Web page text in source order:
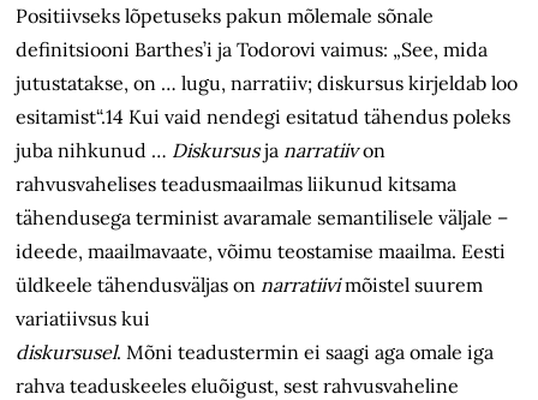
Positiivseks lõpetuseks pakun mõlemale sõnale
definitsiooni Barthes’i ja Todorovi vaimus: „See, mida
jutustatakse, on … lugu, narratiiv; diskursus kirjeldab loo
esitamist“.14 Kui vaid nendegi esitatud tähendus poleks
juba nihkunud … Diskursusjanarratiivon
rahvusvahelises teadusmaailmas liikunud kitsama
tähendusega terminist avaramale semantilisele väljale –
ideede, maailma­vaate, võimu teostamise maailma. Eesti
üldkeele tähendusväljas onnarratiivimõistel suurem
variatiivsus kui
diskursusel. Mõni teadustermin ei saagi aga omale iga
rahva teaduskeeles eluõigust, sest rahvusvaheline